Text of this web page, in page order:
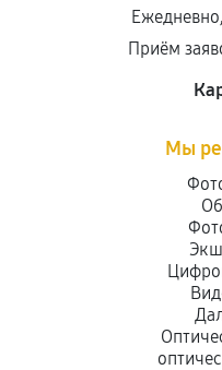
Приём
Мы